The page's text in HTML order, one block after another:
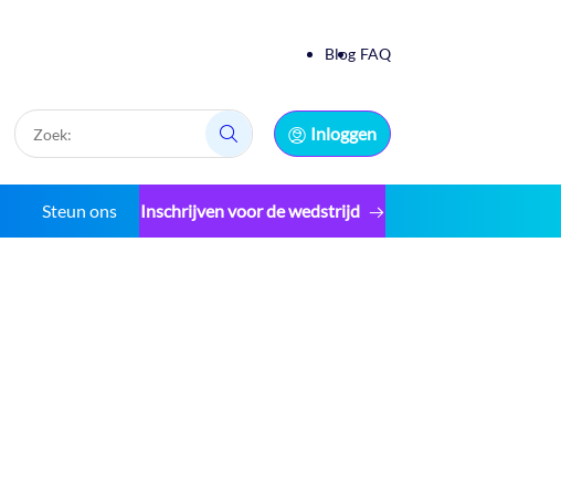
Blog FAQ
Zoek:
Zoek:
Inloggen
Steun ons Inschrijven voor de wedstrijd